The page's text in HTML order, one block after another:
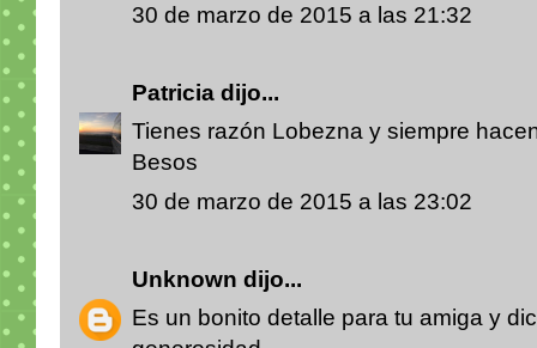
30 de marzo de 2015 a las 21:32
Patricia dijo...
Tienes razón Lobezna y siempre
Besos
30 de marzo de 2015 a las 23:02
Unknown dijo...
Es un bonito detalle para tu amiga y